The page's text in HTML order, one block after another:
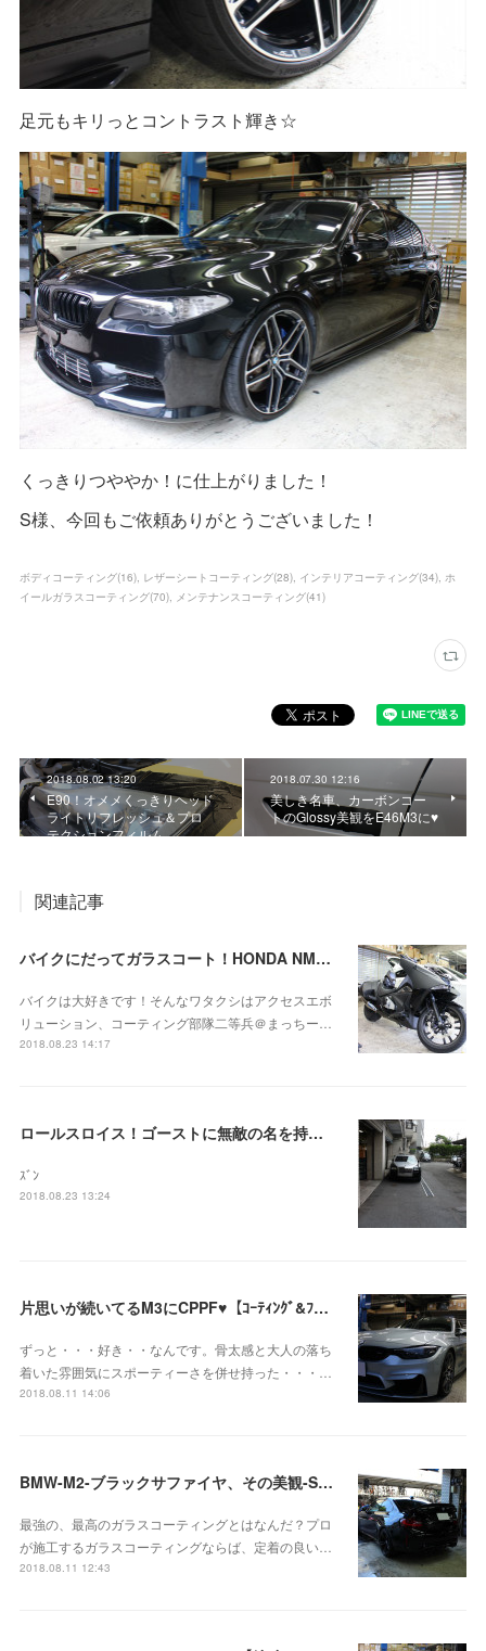
足元もキリっとコントラスト輝き☆
くっきりつややか！に仕上がりました！
S様、今回もご依頼ありがとうございました！
ボディコーティング(16) レザーシートコーティング(28) インテリアコーティング(34) ホ
イールガラスコーティング(70) メンテナンスコーティング(41)
2018.08.02 13:20
E90！オメメくっきりヘッド
ライトリフレッシュ＆プロ
テクションフィルム
2018.07.30 12:16
美しき名車、カーボンコー
トのGlossy美観をE46M3に♥
関連記事
バイクにだってガラスコート！HONDA NM4！
バイクは大好きです！そんなワタクシはアクセスエボ
リューション、コーティング部隊二等兵＠まっちー…
2018.08.23 14:17
ロールスロイス！ゴーストに無敵の名を持つガラスコートを
ｽﾞﾝ
2018.08.23 13:24
片思いが続いてるM3にCPPF♥【ｺｰﾃｨﾝｸﾞ&ﾌﾟﾛﾃｸｼｮﾝﾌｨﾙﾑ】
ずっと・・・好き・・なんです。骨太感と大人の落ち
着いた雰囲気にスポーティーさを併せ持った・・・…
2018.08.11 14:06
BMW-M2-ブラックサファイヤ、その美観-Stronger
最強の、最高のガラスコーティングとはなんだ？プロ
が施工するガラスコーティングならば、定着の良い…
2018.08.11 12:43